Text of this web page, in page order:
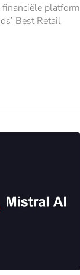
platform
Best Retail